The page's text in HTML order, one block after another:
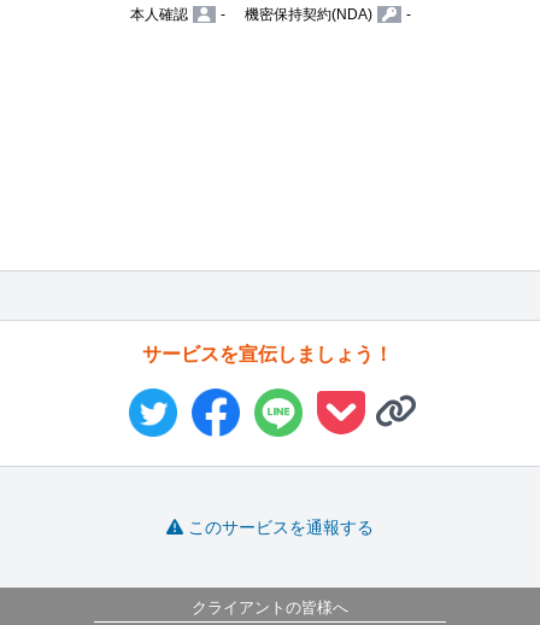
本人確認
- 機密保持契約(NDA) -
サービスを宣伝しましょう！
このサービスを通報する
クライアントの皆様へ